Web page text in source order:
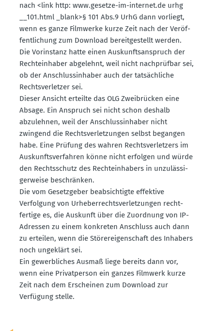
nach <link http: www.​gesetze-​im-​internet.​de urhg
__101.​html _blank>§ 101 Abs.9 UrhG dann vorliegt,
wenn es ganze Filmwerke kurze Zeit nach der Veröf­
fent­li­chung zum Download bereit­ge­stellt werden.
Die Vorin­stanz hatte einen Auskunfts­an­spruch der
Rechte­inhaber abgelehnt, weil nicht nachprüfbar sei,
ob der Anschluss­in­haber auch der tatsäch­liche
Rechts­ver­letzer sei.
Dieser Ansicht erteilte das OLG Zweibrücken eine
Absage. Ein Anspruch sei nicht schon deshalb
abzulehnen, weil der Anschluss­in­haber nicht
zwingend die Rechts­ver­let­zungen selbst begangen
habe. Eine Prüfung des wahren Rechts­ver­letzers im
Auskunfts­ver­fahren könne nicht erfolgen und würde
den Rechts­schutz des Rechte­inhabers in unzuläs­si­
ger­weise beschränken.
Die vom Gesetz­geber beabsich­tigte effektive
Verfolgung von Urheber­rechts­ver­let­zungen recht­
fertige es, die Auskunft über die Zuordnung von IP-
Adressen zu einem konkreten Anschluss auch dann
zu erteilen, wenn die Störerei­gen­schaft des Inhabers
noch ungeklärt sei.
Ein gewerb­liches Ausmaß liege bereits dann vor,
wenn eine Privat­person ein ganzes Filmwerk kurze
Zeit nach dem Erscheinen zum Download zur
Verfügung stelle.